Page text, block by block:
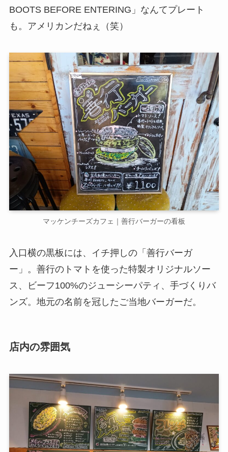
BOOTS BEFORE ENTERING」なんてプレート
も。アメリカンだねぇ（笑）
マッケンチーズカフェ｜善行バーガーの看板
入口横の黒板には、イチ押しの「善行バーガ
ー」。善行のトマトを使った特製オリジナルソー
ス、ビーフ100%のジューシーパティ、手づくりバ
ンズ。地元の名前を冠したご当地バーガーだ。
店内の雰囲気